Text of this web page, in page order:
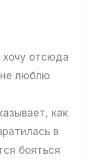
хочу отсюда
люблю
как
в
бояться